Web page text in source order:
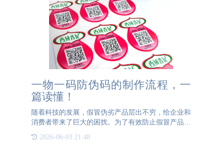
一物一码防伪码的制作流程，一
篇读懂！
随着科技的发展，假冒伪劣产品层出不穷，给企业和
消费者带来了巨大的困扰。为了有效防止假冒产品，
防伪码技术应运而生。防伪码是一种独特的标识符，
可以有效地验证产品的真伪。本文将详细介绍防伪码
2026-06-03 21:48